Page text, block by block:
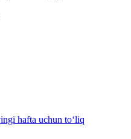
hafta uchun to‘liq